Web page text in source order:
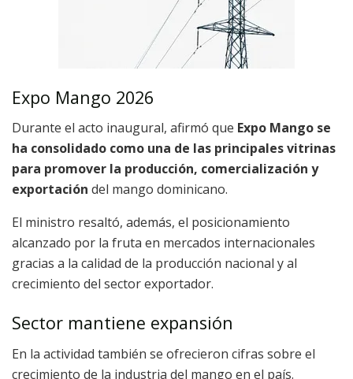
Expo Mango 2026
Durante el acto inaugural, afirmó que Expo Mango se
ha consolidado como una de las principales vitrinas
para promover la producción, comercialización y
exportación del mango dominicano.
El ministro resaltó, además, el posicionamiento
alcanzado por la fruta en mercados internacionales
gracias a la calidad de la producción nacional y al
crecimiento del sector exportador.
Sector mantiene expansión
En la actividad también se ofrecieron cifras sobre el
crecimiento de la industria del mango en el país.